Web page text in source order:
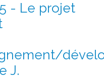
- Le projet
J.